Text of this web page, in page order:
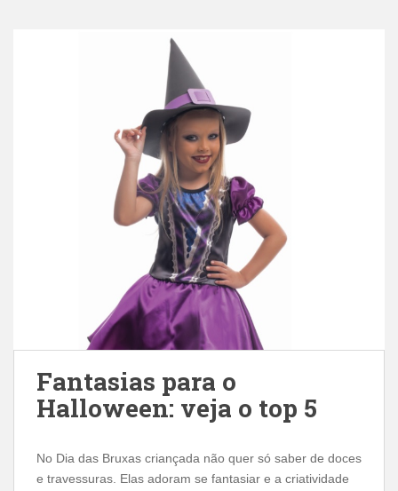
Fantasias para o
Halloween: veja o top 5
No Dia das Bruxas criançada não quer só saber de doces
e travessuras. Elas adoram se fantasiar e a criatividade